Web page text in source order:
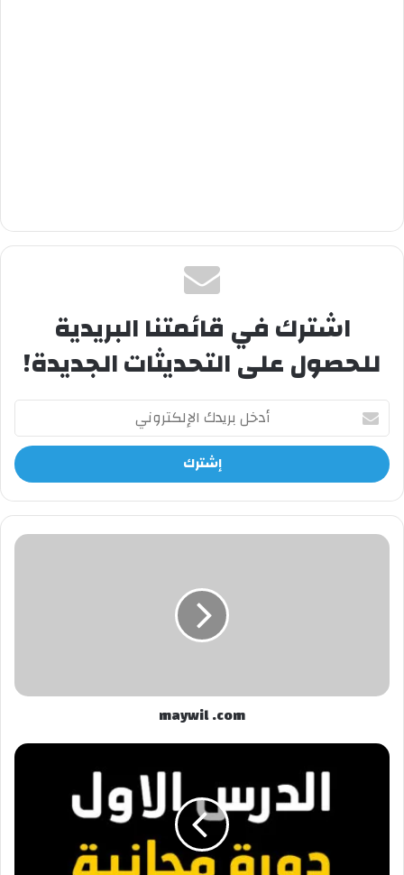
اشترك في قائمتنا البريدية
للحصول على التحديثات الجديدة!
أدخل
بريدك
الإلكتروني
maywil
maywil .com
الدرس